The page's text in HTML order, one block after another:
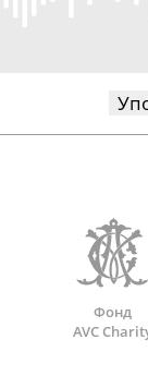
Фонд
AVC